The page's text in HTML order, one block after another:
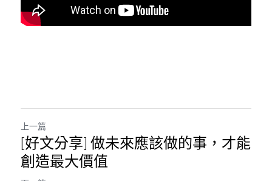
上一篇
[好文分享] 做未來應該做的事，才能
創造最大價值